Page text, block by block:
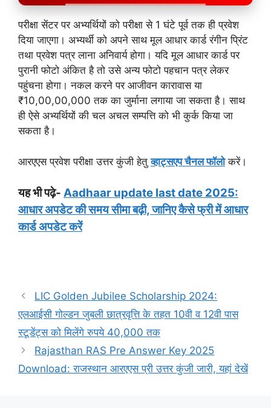
परीक्षा सेंटर पर अभ्यर्थियों को परीक्षा से 1 घंटे पूर्व तक ही प्रवेश
दिया जाएगा। अभ्यर्थी को अपने साथ मूल आधार कार्ड रंगीन प्रिंट
तथा प्रवेश पत्र लाना अनिवार्य होगा। यदि मूल आधार कार्ड पर
पुरानी फोटो अंकित है तो उसे अन्य फोटो पहचान पत्र लेकर
पहुंचना होगा। नकल करने पर आजीवन कारावास या
₹10,00,00,000 तक का जुर्माना लगाया जा सकता है। साथ
ही ऐसे अभ्यर्थियों की चल अचल सम्पत्ति को भी कुर्क किया जा
सकता है।
आरएएस प्रवेश परीक्षा उत्तर कुंजी हेतुव्हाट्सएप चैनल फॉलोकरें।
यह भी पढ़े- Aadhaar update last date 2025:
आधार अपडेट की समय सीमा बढ़ी, जानिए कैसे फ्री में आधार
कार्ड अपडेट करें
LIC Golden Jubilee Scholarship 2024:
एलआईसी गोल्डन जुबली छात्रवृत्ति के तहत 10वी व 12वी पास
स्टूडेंट्स को मिलेंगे रुपये 40,000 तक
Rajasthan RAS Pre Answer Key 2025
Download: राजस्थान आरएएस प्री उत्तर कुंजी जारी, यहां देखें